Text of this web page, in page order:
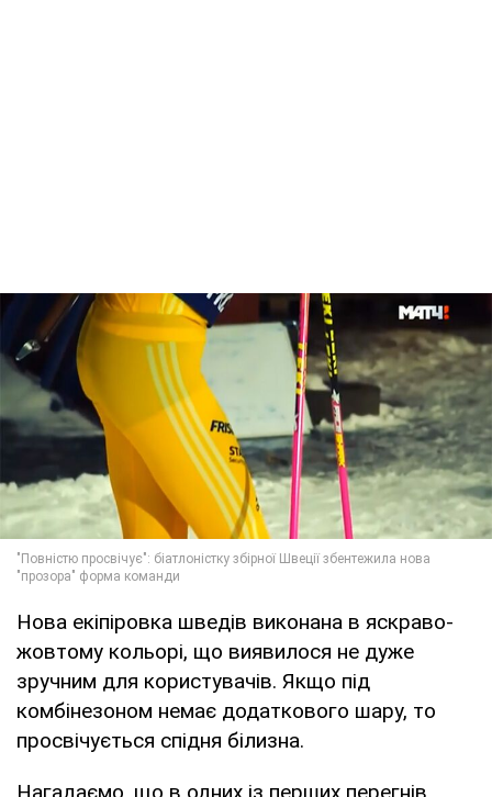
Нова екіпіровка шведів виконана в яскраво-
жовтому кольорі, що виявилося не дуже
зручним для користувачів. Якщо під
комбінезоном немає додаткового шару, то
просвічується спідня білизна.